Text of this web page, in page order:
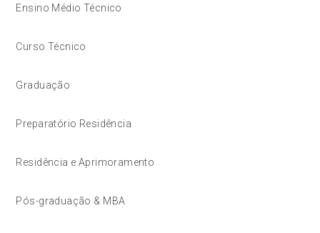
Ensino Médio Técnico
Curso Técnico
Graduação
Preparatório Residência
Residência e Aprimoramento
Pós-graduação & MBA